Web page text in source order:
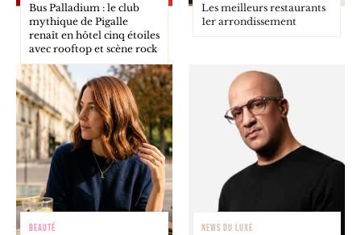
Bus Palladium : le club
mythique de Pigalle
renaît en hôtel cinq étoiles
avec rooftop et scène rock
Les meilleurs restaurants
1er arrondissement
BEAUTÉ
NEWS DU LUXE